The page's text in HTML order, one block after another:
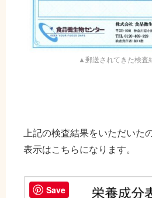
▲郵送されてきた検査
上記の検査結果をいただいた
表示はこちらになります。
Save